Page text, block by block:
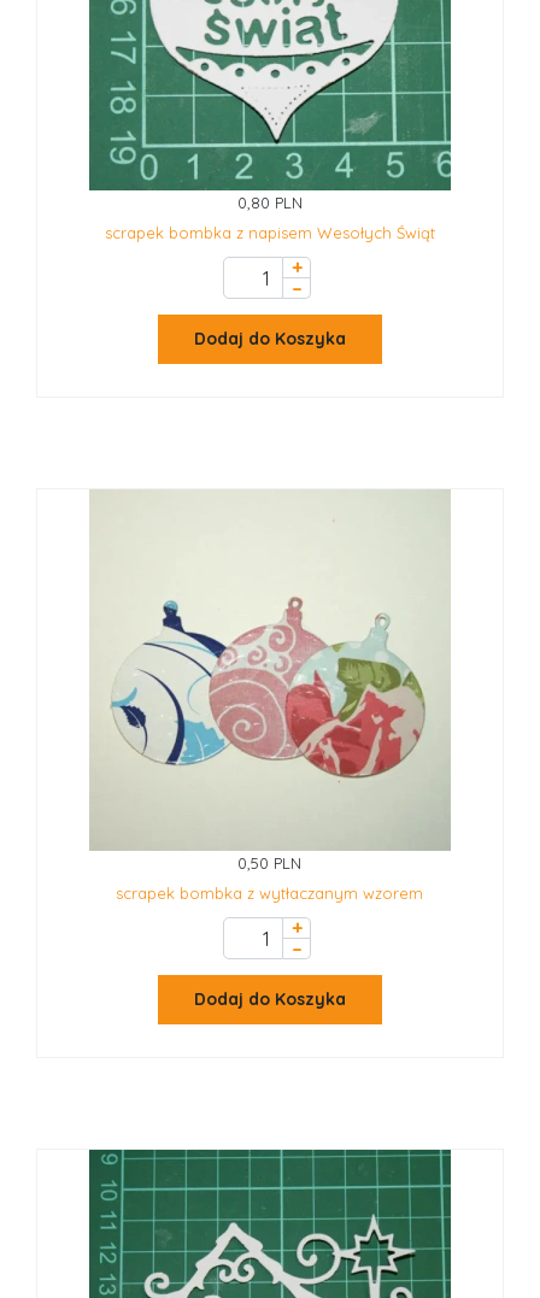
0,80 PLN
scrapek bombka z napisem Wesołych Świąt
+
–
Dodaj do Koszyka
0,50 PLN
scrapek bombka z wytłaczanym wzorem
+
–
Dodaj do Koszyka